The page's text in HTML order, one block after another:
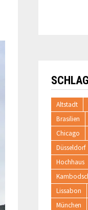
Altstadt
Brasilien
Chicago
Düsseldorf
Hochhaus
Lissabon
München